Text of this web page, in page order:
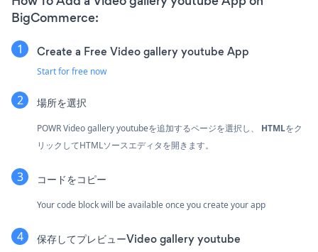
BigCommerce:
Create a Free Video gallery youtube App
Start for free now
場所を選択
POWR Video gallery youtubeを追加するページを選択し、 HTMLをク
リックしてHTMLソースエディタを開きます。
コードをコピー
Your code block will be available once you create your app
保存してプレビューVideo gallery youtube